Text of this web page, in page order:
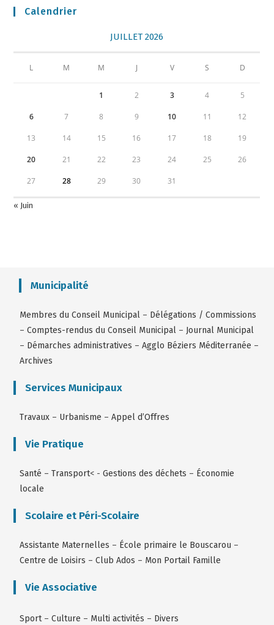
Calendrier
JUILLET 2026
L M M J V S D
1 2 3 4 5
6 7 8 9 10 11 12
13 14 15 16 17 18 19
20 21 22 23 24 25 26
27 28 29 30 31
« Juin
Municipalité
Membres du Conseil Municipal – Délégations / Commissions
–Comptes-rendus du Conseil Municipal – Journal Municipal
– Démarches administratives –Agglo Béziers Méditerranée –
Archives
Services Municipaux
Travaux – Urbanisme –Appel d’Offres
Vie Pratique
Santé –Transport< -Gestions des déchets – Économie
locale
Scolaire et Péri-Scolaire
Assistante Maternelles – École primaire le Bouscarou –
Centre de Loisirs –Club Ados – Mon Portail Famille
Vie Associative
Sport –Culture – Multi activités – Divers